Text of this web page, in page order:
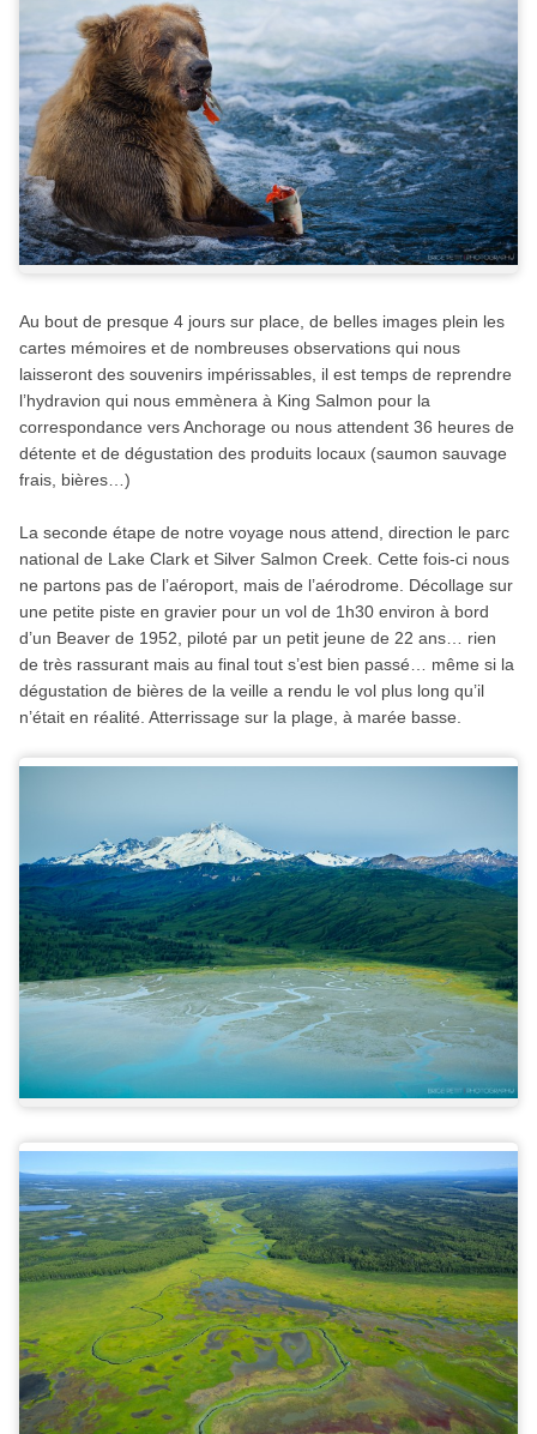
Au bout de presque 4 jours sur place, de belles images plein les
cartes mémoires et de nombreuses observations qui nous
laisseront des souvenirs impérissables, il est temps de reprendre
l’hydravion qui nous emmènera à King Salmon pour la
correspondance vers Anchorage ou nous attendent 36 heures de
détente et de dégustation des produits locaux (saumon sauvage
frais, bières…)
La seconde étape de notre voyage nous attend, direction le parc
national de Lake Clark et Silver Salmon Creek. Cette fois-ci nous
ne partons pas de l’aéroport, mais de l’aérodrome. Décollage sur
une petite piste en gravier pour un vol de 1h30 environ à bord
d’un Beaver de 1952, piloté par un petit jeune de 22 ans… rien
de très rassurant mais au final tout s’est bien passé… même si la
dégustation de bières de la veille a rendu le vol plus long qu’il
n’était en réalité. Atterrissage sur la plage, à marée basse.